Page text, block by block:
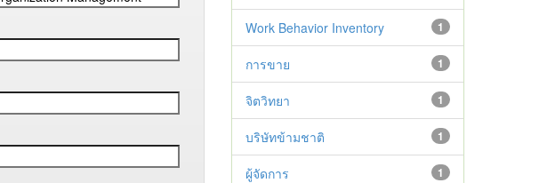
1
Work Behavior Inventory
1
การขาย
1
จิตวิทยา
1
บริษัทข้ามชาติ
1
ผู้จัดการ